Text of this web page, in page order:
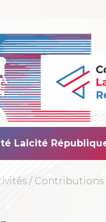
Laicité
/ Contributions